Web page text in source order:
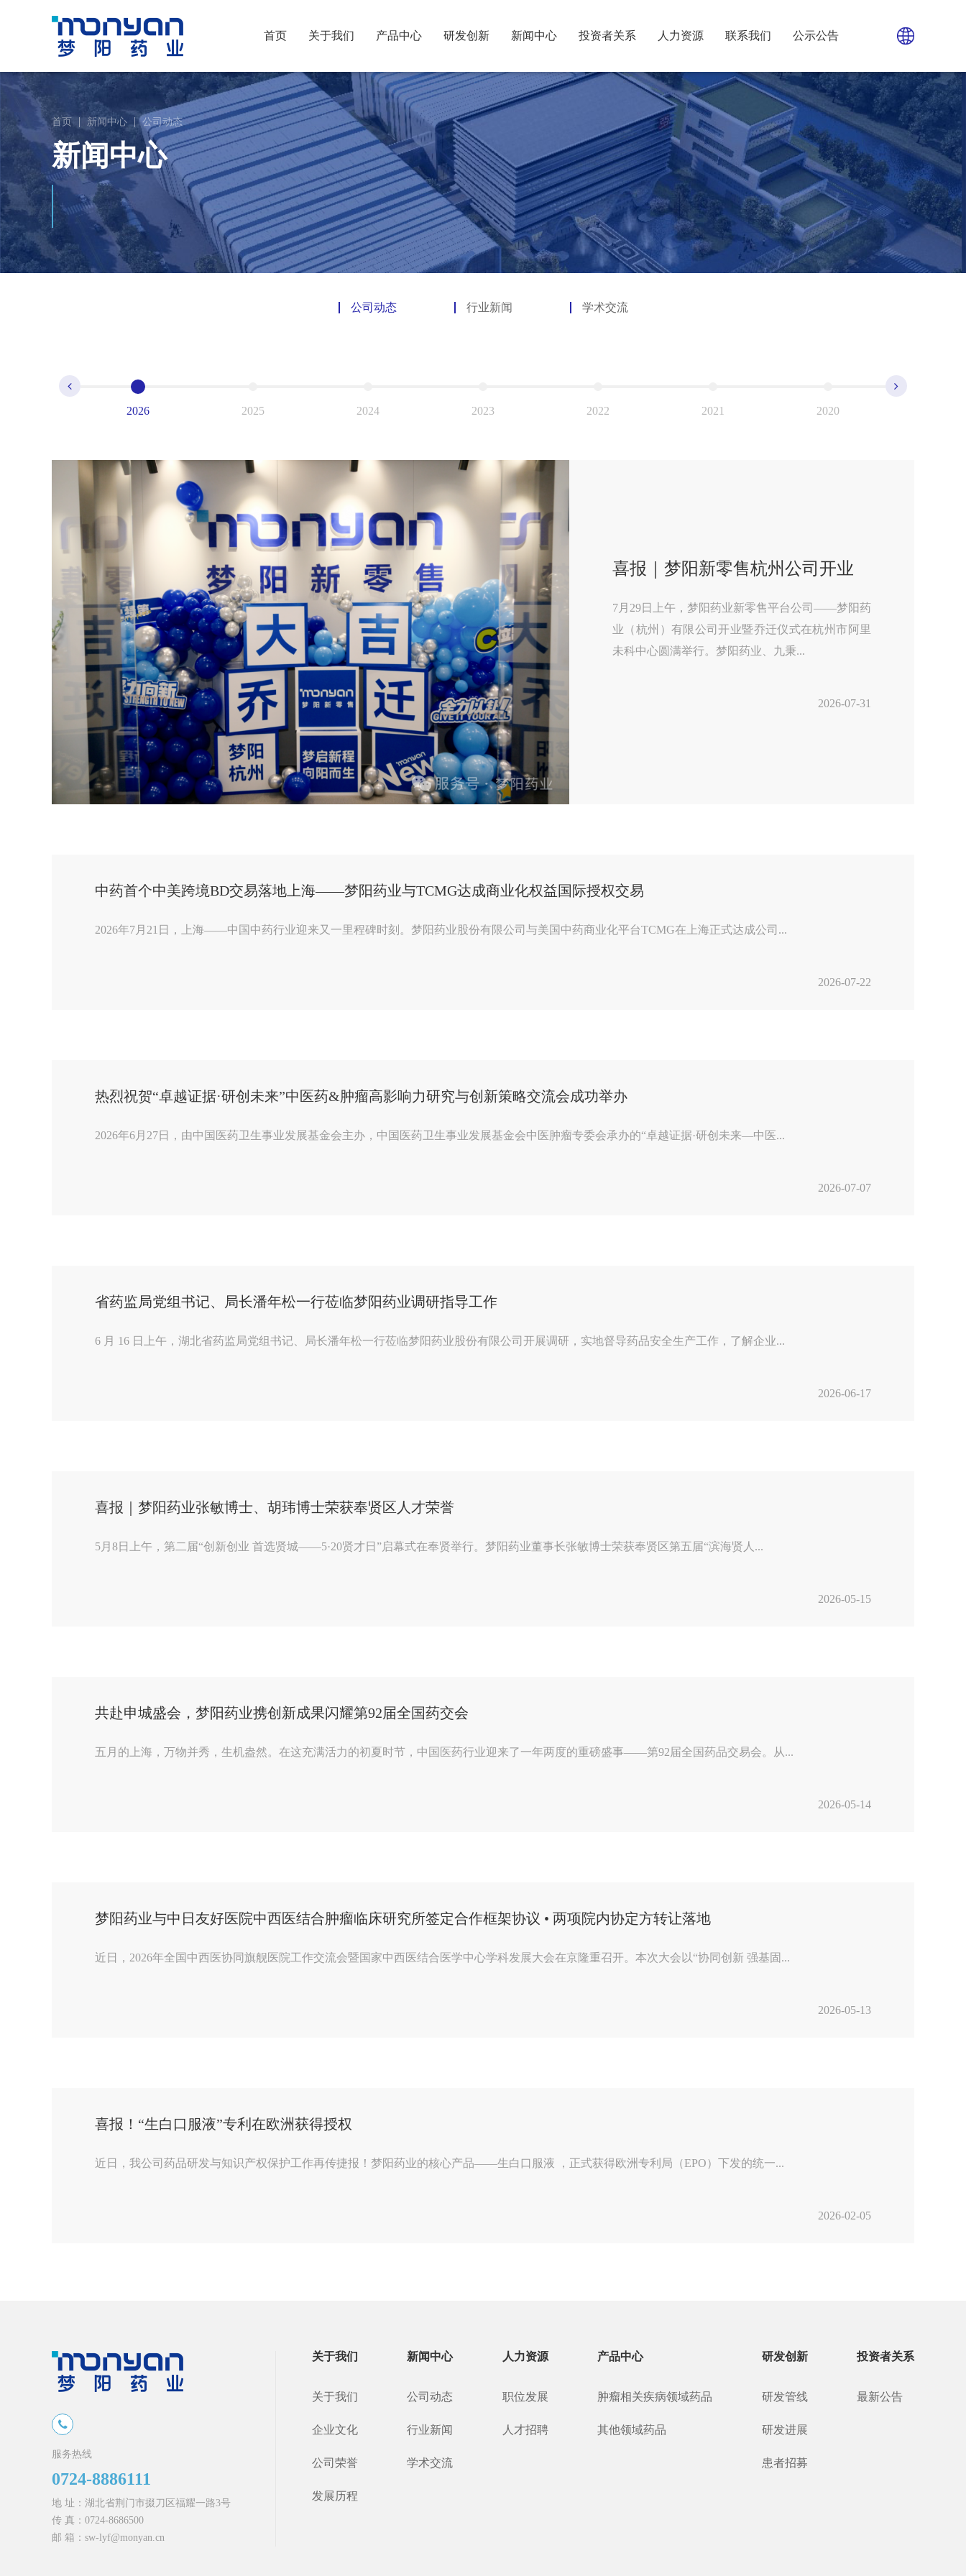
首页 关于我们 产品中心 研发创新 新闻中心 投资者关系 人力资源 联系我们 公示公告
首页 新闻中心 公司动态
新闻中心
公司动态 行业新闻 学术交流
2026 2025 2024 2023 2022 2021 2020
喜报｜梦阳新零售杭州公司开业
7月29日上午，梦阳药业新零售平台公司——梦阳药
业（杭州）有限公司开业暨乔迁仪式在杭州市阿里
未科中心圆满举行。梦阳药业、九秉...
2026-07-31
中药首个中美跨境BD交易落地上海——梦阳药业与TCMG达成商业化权益国际授权交易
2026年7月21日，上海——中国中药行业迎来又一里程碑时刻。梦阳药业股份有限公司与美国中药商业化平台TCMG在上海正式达成公司...
2026-07-22
热烈祝贺“卓越证据·研创未来”中医药&肿瘤高影响力研究与创新策略交流会成功举办
2026年6月27日，由中国医药卫生事业发展基金会主办，中国医药卫生事业发展基金会中医肿瘤专委会承办的“卓越证据·研创未来—中医...
2026-07-07
省药监局党组书记、局长潘年松一行莅临梦阳药业调研指导工作
6 月 16 日上午，湖北省药监局党组书记、局长潘年松一行莅临梦阳药业股份有限公司开展调研，实地督导药品安全生产工作，了解企业...
2026-06-17
喜报｜梦阳药业张敏博士、胡玮博士荣获奉贤区人才荣誉
5月8日上午，第二届“创新创业 首选贤城——5·20贤才日”启幕式在奉贤举行。梦阳药业董事长张敏博士荣获奉贤区第五届“滨海贤人...
2026-05-15
共赴申城盛会，梦阳药业携创新成果闪耀第92届全国药交会
五月的上海，万物并秀，生机盎然。在这充满活力的初夏时节，中国医药行业迎来了一年两度的重磅盛事——第92届全国药品交易会。从...
2026-05-14
梦阳药业与中日友好医院中西医结合肿瘤临床研究所签定合作框架协议 • 两项院内协定方转让落地
近日，2026年全国中西医协同旗舰医院工作交流会暨国家中西医结合医学中心学科发展大会在京隆重召开。本次大会以“协同创新 强基固...
2026-05-13
喜报！“生白口服液”专利在欧洲获得授权
近日，我公司药品研发与知识产权保护工作再传捷报！梦阳药业的核心产品——生白口服液 ，正式获得欧洲专利局（EPO）下发的统一...
2026-02-05
服务热线
0724-8886111
地 址：湖北省荆门市掇刀区福耀一路3号
传 真：0724-8686500
邮 箱：sw-lyf@monyan.cn
关于我们
关于我们
企业文化
公司荣誉
发展历程
新闻中心
公司动态
行业新闻
学术交流
人力资源
职位发展
人才招聘
产品中心
肿瘤相关疾病领域药品
其他领域药品
研发创新
研发管线
研发进展
患者招募
投资者关系
最新公告